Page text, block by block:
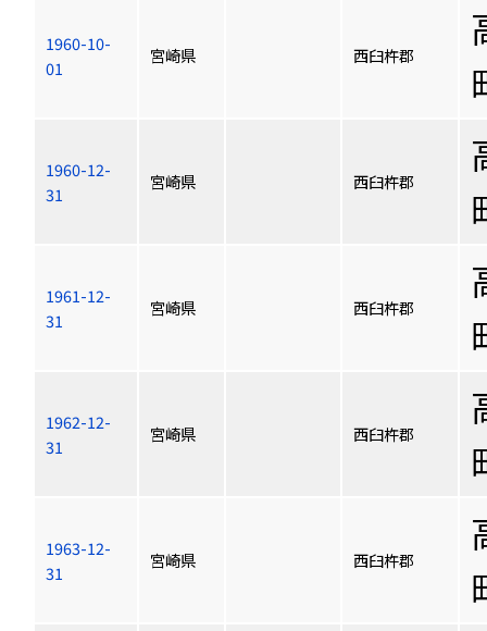
1960-10-
01
宮崎県 西臼杵郡
1960-12-
31
宮崎県 西臼杵郡
1961-12-
31
宮崎県 西臼杵郡
1962-12-
31
宮崎県 西臼杵郡
1963-12-
31
宮崎県 西臼杵郡